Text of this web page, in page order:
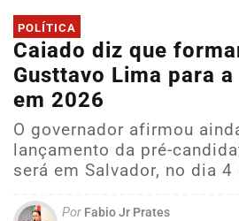
EM ALTA
POLÍTICA
Caiado diz que
Gusttavo Lima para
em 2026
O governador afirmou
lançamento da pré-
será em Salvador, no dia 4
Por Fabio Jr Prates